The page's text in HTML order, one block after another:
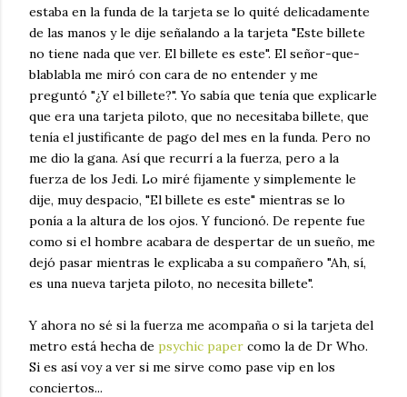
estaba en la funda de la tarjeta se lo quité delicadamente
de las manos y le dije señalando a la tarjeta "Este billete
no tiene nada que ver. El billete es este". El señor-que-
blablabla me miró con cara de no entender y me
preguntó "¿Y el billete?". Yo sabía que tenía que explicarle
que era una tarjeta piloto, que no necesitaba billete, que
tenía el justificante de pago del mes en la funda. Pero no
me dio la gana. Así que recurrí a la fuerza, pero a la
fuerza de los Jedi. Lo miré fijamente y simplemente le
dije, muy despacio, "El billete es este" mientras se lo
ponía a la altura de los ojos. Y funcionó. De repente fue
como si el hombre acabara de despertar de un sueño, me
dejó pasar mientras le explicaba a su compañero "Ah, sí,
es una nueva tarjeta piloto, no necesita billete".
Y ahora no sé si la fuerza me acompaña o si la tarjeta del
metro está hecha de psychic paper como la de Dr Who.
Si es así voy a ver si me sirve como pase vip en los
conciertos...